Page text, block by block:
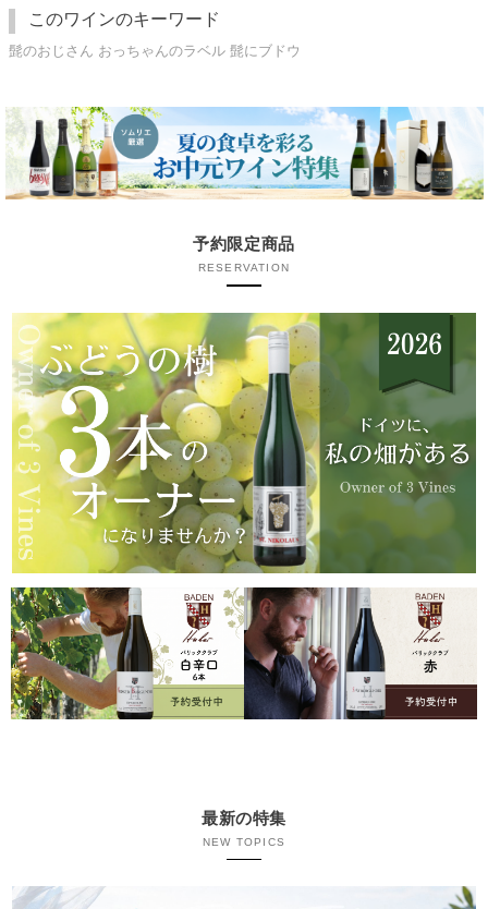
このワインのキーワード
髭のおじさん おっちゃんのラベル 髭にブドウ
予約限定商品
RESERVATION
最新の特集
NEW TOPICS